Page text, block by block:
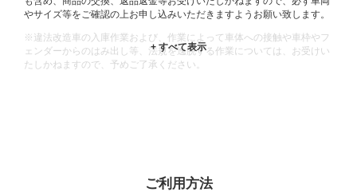
やサイズ等をご確認の上お申し込みいただきますようお願い致します。
※違法改造車の入庫作業および、作業によって車体への接触や車枠やフ
ェンダーからのはみ出し等、法規を逸脱する作業については、お受けい
たしかねますので、予めご了承ください。
ご利用方法